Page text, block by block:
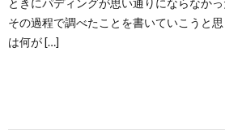
その過程で調べたことを書いていこうと
は何が […]